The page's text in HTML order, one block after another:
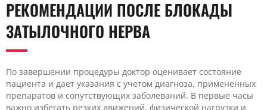
РЕКОМЕНДАЦИИ ПОСЛЕ БЛОКАДЫ
ЗАТЫЛОЧНОГО НЕРВА
По завершении процедуры доктор оценивает состояние
пациента и дает указания с учетом диагноза, примененных
препаратов и сопутствующих заболеваний. В первые часы
важно избегать резких движений, физической нагрузки и